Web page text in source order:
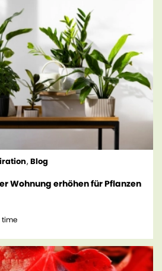
, Blog
Wohnung erhöhen für Pflanzen
time